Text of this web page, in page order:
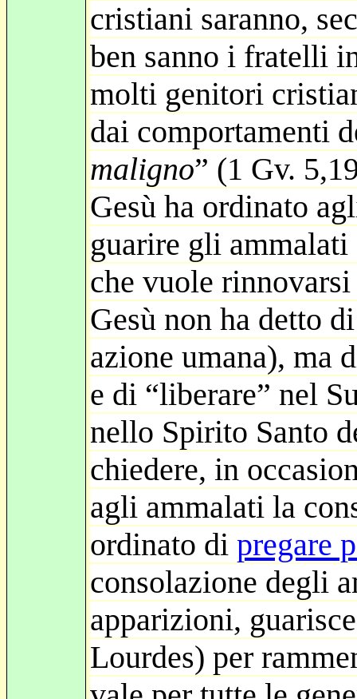
cristiani saranno,
ben sanno i fratelli
molti genitori
dai comportamenti
maligno” (1 Gv.
Gesù ha ordinato
guarire gli ammalati
che vuole
Gesù non ha detto
azione umana), ma
e di “liberare” nel
nello Spirito Santo
chiedere, in
agli ammalati la
ordinato di pregare
consolazione degli
apparizioni,
Lourdes) per